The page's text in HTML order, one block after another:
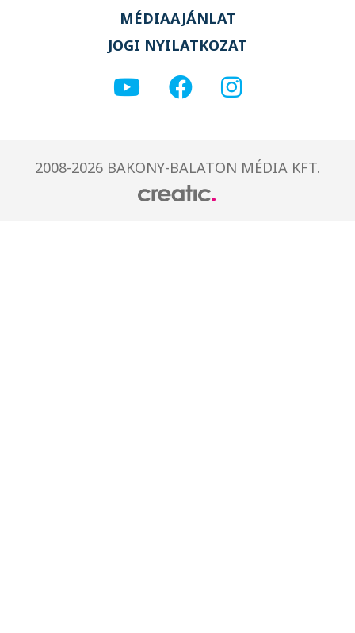
MÉDIAAJÁNLAT
JOGI NYILATKOZAT
2008-2026 BAKONY-BALATON MÉDIA KFT.